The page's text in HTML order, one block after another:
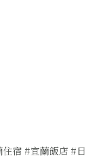
宿 #宜蘭飯店 #日